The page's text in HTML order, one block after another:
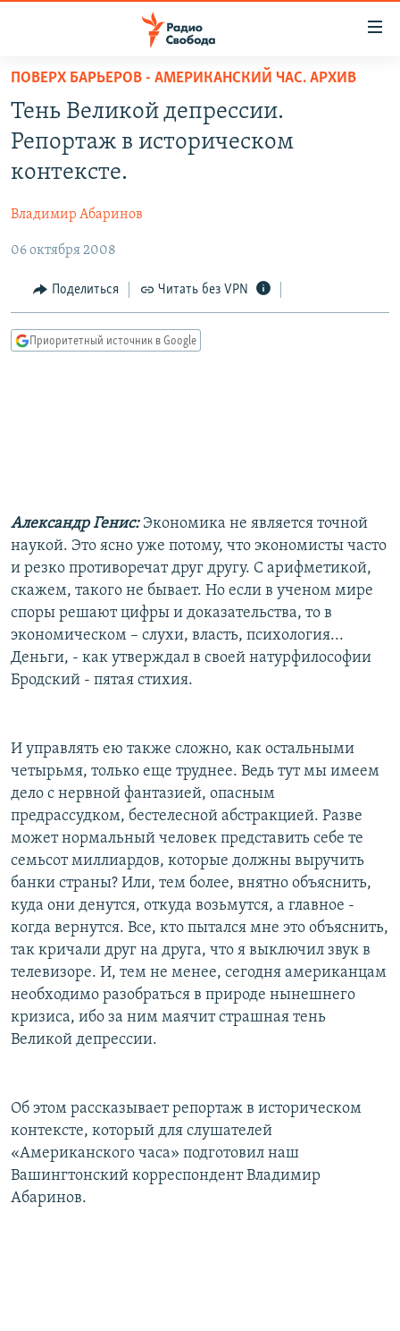
упрощенного
доступа
Вернуться
основному
Вернутся
навигации
Вернутся
поиску
АВТОРСКИЕ ПРОЕКТЫ
МНЕНИЯ
КУЛЬТУРА
IDEL.РЕАЛИИ
СЕВЕР.РЕАЛИИ
Все сайты РСЕ/РС
ПОВЕРХ БАРЬЕРОВ - АМЕРИКАНСКИЙ ЧАС. АРХИВ
Тень Великой депрессии.
Репортаж в историческом
контексте.
Владимир Абаринов
06 октября 2008
Поделиться Читать без VPN
Приоритетный источник в Google
Александр Генис: Экономика не является точной
наукой. Это ясно уже потому, что экономисты часто
и резко противоречат друг другу. С арифметикой,
скажем, такого не бывает. Но если в ученом мире
споры решают цифры и доказательства, то в
экономическом – слухи, власть, психология...
Деньги, - как утверждал в своей натурфилософии
Бродский - пятая стихия.
И управлять ею также сложно, как остальными
четырьмя, только еще труднее. Ведь тут мы имеем
дело с нервной фантазией, опасным
предрассудком, бестелесной абстракцией. Разве
может нормальный человек представить себе те
семьсот миллиардов, которые должны выручить
банки страны? Или, тем более, внятно объяснить,
куда они денутся, откуда возьмутся, а главное -
когда вернутся. Все, кто пытался мне это объяснить,
так кричали друг на друга, что я выключил звук в
телевизоре. И, тем не менее, сегодня американцам
необходимо разобраться в природе нынешнего
кризиса, ибо за ним маячит страшная тень
Великой депрессии.
Об этом рассказывает репортаж в историческом
контексте, который для слушателей
«Американского часа» подготовил наш
Вашингтонский корреспондент Владимир
Абаринов.